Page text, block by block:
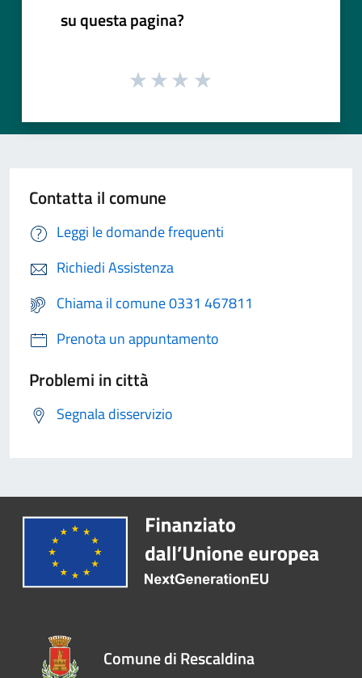
su questa pagina?
Contatta il comune
Leggi le domande frequenti
Richiedi Assistenza
Chiama il comune 0331 467811
Prenota un appuntamento
Problemi in città
Segnala disservizio
Comune di Rescaldina